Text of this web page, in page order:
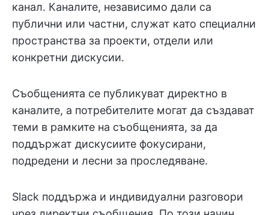
канал. Каналите, независимо дали са
публични или частни, служат като специални
пространства за проекти, отдели или
конкретни дискусии.
Съобщенията се публикуват директно в
каналите, а потребителите могат да създават
теми в рамките на съобщенията, за да
поддържат дискусиите фокусирани,
подредени и лесни за проследяване.
Slack поддържа и индивидуални разговори